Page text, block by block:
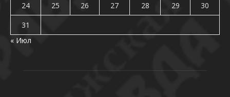
24
25 26 27 28 29
30
31
« Июл